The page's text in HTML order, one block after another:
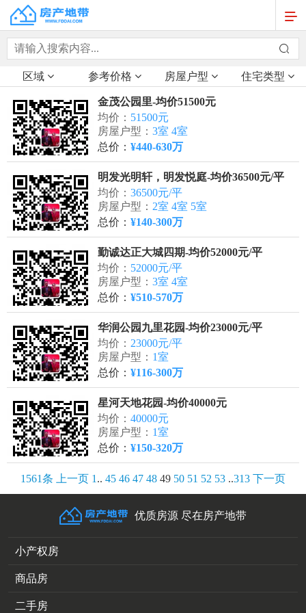
区域 参考价格 房屋户型 住宅类型
金茂公园里-均价51500元
均价： 51500元
房屋户型：3室 4室
总价：¥440-630万
明发光明轩，明发悦庭-均价36500元/平
均价：36500元/平
房屋户型： 2室 4室 5室
总价：¥140-300万
勤诚达正大城四期-均价52000元/平
均价： 52000元/平
房屋户型：3室 4室
总价：¥510-570万
华润公园九里花园-均价23000元/平
均价： 23000元/平
房屋户型： 1室
总价：¥116-300万
星河天地花园-均价40000元
均价：40000元
房屋户型： 1室
总价：¥150-320万
1561条 上一页 1 .. 45 46 47 48 49 50 51 52 53 ..313 下一页
优质房源 尽在房产地带
小产权房
商品房
二手房